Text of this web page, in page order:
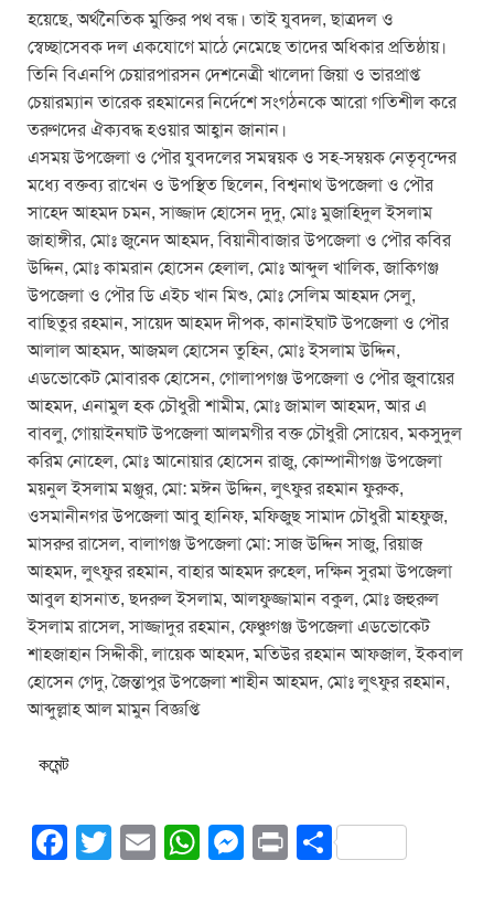
হয়েছে, অর্থনৈতিক মুক্তির পথ বন্ধ। তাই যুবদল, ছাত্রদল ও
স্বেচ্ছাসেবক দল একযোগে মাঠে নেমেছে তাদের অধিকার প্রতিষ্ঠায়।
তিনি বিএনপি চেয়ারপারসন দেশনেত্রী খালেদা জিয়া ও ভারপ্রাপ্ত
চেয়ারম্যান তারেক রহমানের নির্দেশে সংগঠনকে আরো গতিশীল করে
তরুণদের ঐক্যবদ্ধ হওয়ার আহ্বান জানান।
এসময় উপজেলা ও পৌর যুবদলের সমন্বয়ক ও সহ-সম্বয়ক নেতৃবৃন্দের
মধ্যে বক্তব্য রাখেন ও উপস্থিত ছিলেন, বিশ্বনাথ উপজেলা ও পৌর
সাহেদ আহমদ চমন, সাজ্জাদ হোসেন দুদু, মোঃ মুজাহিদুল ইসলাম
জাহাঙ্গীর, মোঃ জুনেদ আহমদ, বিয়ানীবাজার উপজেলা ও পৌর কবির
উদ্দিন, মোঃ কামরান হোসেন হেলাল, মোঃ আব্দুল খালিক, জাকিগঞ্জ
উপজেলা ও পৌর ডি এইচ খান মিশু, মোঃ সেলিম আহমদ সেলু,
বাছিতুর রহমান, সায়েদ আহমদ দীপক, কানাইঘাট উপজেলা ও পৌর
আলাল আহমদ, আজমল হোসেন তুহিন, মোঃ ইসলাম উদ্দিন,
এডভোকেট মোবারক হোসেন, গোলাপগঞ্জ উপজেলা ও পৌর জুবায়ের
আহমদ, এনামুল হক চৌধুরী শামীম, মোঃ জামাল আহমদ, আর এ
বাবলু, গোয়াইনঘাট উপজেলা আলমগীর বক্ত চৌধুরী সোয়েব, মকসুদুল
করিম নোহেল, মোঃ আনোয়ার হোসেন রাজু, কোম্পানীগঞ্জ উপজেলা
ময়নুল ইসলাম মঞ্জুর, মো: মঈন উদ্দিন, লুৎফুর রহমান ফুরুক,
ওসমানীনগর উপজেলা আবু হানিফ, মফিজুছ সামাদ চৌধুরী মাহফুজ,
মাসরুর রাসেল, বালাগঞ্জ উপজেলা মো: সাজ উদ্দিন সাজু, রিয়াজ
আহমদ, লুৎফুর রহমান, বাহার আহমদ রুহেল, দক্ষিন সুরমা উপজেলা
আবুল হাসনাত, ছদরুল ইসলাম, আলফুজ্জামান বকুল, মোঃ জহুরুল
ইসলাম রাসেল, সাজ্জাদুর রহমান, ফেঞ্চুগঞ্জ উপজেলা এডভোকেট
শাহজাহান সিদ্দীকী, লায়েক আহমদ, মতিউর রহমান আফজাল, ইকবাল
হোসেন গেদু, জৈন্তাপুর উপজেলা শাহীন আহমদ, মোঃ লুৎফুর রহমান,
আব্দুল্লাহ আল মামুন বিজ্ঞপ্তি
কমেন্ট
F
T
E
W M Pr S